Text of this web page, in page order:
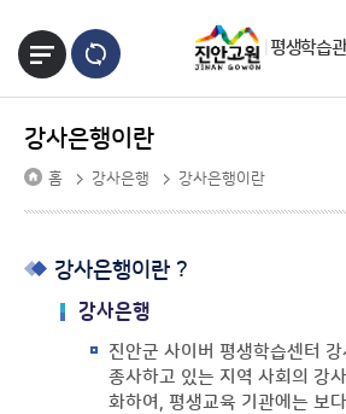
평생학습관
강사은행이란
홈 강사은행 강사은행이란
강사은행이란 ?
강사은행
진안군 사이버 평생학습센터 강
종사하고 있는 지역 사회의 강
화하여, 평생교육 기관에는 보